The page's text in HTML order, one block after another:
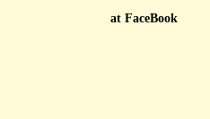
at FaceBook